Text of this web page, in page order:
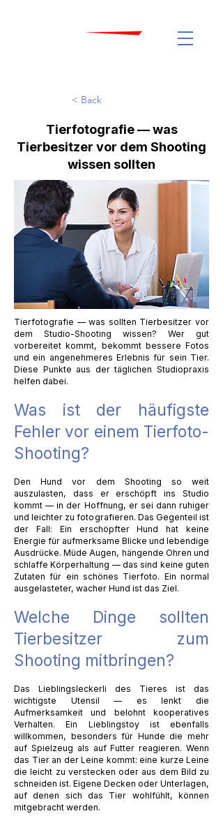
< Back
Tierfotografie — was
Tierbesitzer vor dem Shooting
wissen sollten
Tierfotografie — was sollten Tierbesitzer vor
dem Studio-Shooting wissen? Wer gut
vorbereitet kommt, bekommt bessere Fotos
und ein angenehmeres Erlebnis für sein Tier.
Diese Punkte aus der täglichen Studiopraxis
helfen dabei.
Was ist der häufigste
Fehler vor einem Tierfoto-
Shooting?
Den Hund vor dem Shooting so weit
auszulasten, dass er erschöpft ins Studio
kommt — in der Hoffnung, er sei dann ruhiger
und leichter zu fotografieren. Das Gegenteil ist
der Fall: Ein erschöpfter Hund hat keine
Energie für aufmerksame Blicke und lebendige
Ausdrücke. Müde Augen, hängende Ohren und
schlaffe Körperhaltung — das sind keine guten
Zutaten für ein schönes Tierfoto. Ein normal
ausgelasteter, wacher Hund ist das Ziel.
Welche Dinge sollten
Tierbesitzer zum
Shooting mitbringen?
Das Lieblingsleckerli des Tieres ist das
wichtigste Utensil — es lenkt die
Aufmerksamkeit und belohnt kooperatives
Verhalten. Ein Lieblingstoy ist ebenfalls
willkommen, besonders für Hunde die mehr
auf Spielzeug als auf Futter reagieren. Wenn
das Tier an der Leine kommt: eine kurze Leine
die leicht zu verstecken oder aus dem Bild zu
schneiden ist. Eigene Decken oder Unterlagen,
auf denen sich das Tier wohlfühlt, können
mitgebracht werden.